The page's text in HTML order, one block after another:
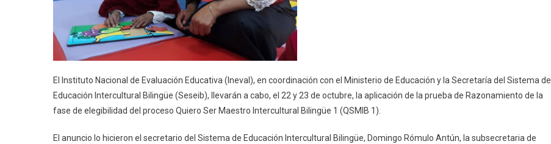
El Instituto Nacional de Evaluación Educativa (Ineval), en coordinación con el Ministerio de Educación y la Secretaría del Sistema de
Educación Intercultural Bilingüe (Seseib), llevarán a cabo, el 22 y 23 de octubre, la aplicación de la prueba de Razonamiento de la
fase de elegibilidad del proceso Quiero Ser Maestro Intercultural Bilingüe 1 (QSMIB 1).
El anuncio lo hicieron el secretario del Sistema de Educación Intercultural Bilingüe, Domingo Rómulo Antún, la subsecretaria de